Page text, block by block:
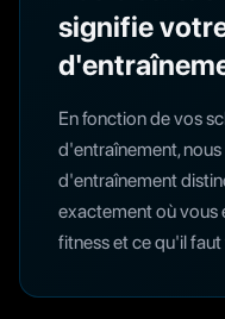
signifie
En fonction de vos
d'entraînement,
d'entraînement
exactement où vous
fitness et ce qu'il faut